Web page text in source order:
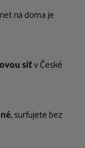
na doma je
síťv České
, surfujete bez